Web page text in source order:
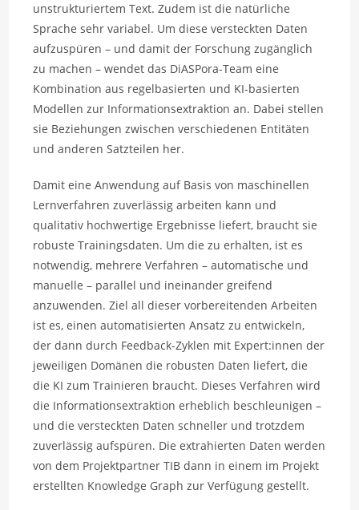
unstrukturiertem Text. Zudem ist die natürliche
Sprache sehr variabel. Um diese versteckten Daten
aufzuspüren – und damit der Forschung zugänglich
zu machen – wendet das DiASPora-Team eine
Kombination aus regelbasierten und KI-basierten
Modellen zur Informationsextraktion an. Dabei stellen
sie Beziehungen zwischen verschiedenen Entitäten
und anderen Satzteilen her.
Damit eine Anwendung auf Basis von maschinellen
Lernverfahren zuverlässig arbeiten kann und
qualitativ hochwertige Ergebnisse liefert, braucht sie
robuste Trainingsdaten. Um die zu erhalten, ist es
notwendig, mehrere Verfahren – automatische und
manuelle – parallel und ineinander greifend
anzuwenden. Ziel all dieser vorbereitenden Arbeiten
ist es, einen automatisierten Ansatz zu entwickeln,
der dann durch Feedback-Zyklen mit Expert:innen der
jeweiligen Domänen die robusten Daten liefert, die
die KI zum Trainieren braucht. Dieses Verfahren wird
die Informationsextraktion erheblich beschleunigen –
und die versteckten Daten schneller und trotzdem
zuverlässig aufspüren. Die extrahierten Daten werden
von dem Projektpartner TIB dann in einem im Projekt
erstellten Knowledge Graph zur Verfügung gestellt.